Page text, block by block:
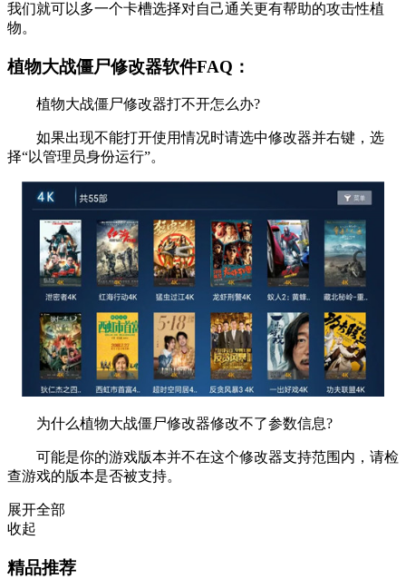
我们就可以多一个卡槽选择对自己通关更有帮助的攻击性植
物。
植物大战僵尸修改器软件FAQ：
植物大战僵尸修改器打不开怎么办?
如果出现不能打开使用情况时请选中修改器并右键，选
择“以管理员身份运行”。
为什么植物大战僵尸修改器修改不了参数信息?
可能是你的游戏版本并不在这个修改器支持范围内，请检
查游戏的版本是否被支持。
展开全部
收起
精品推荐